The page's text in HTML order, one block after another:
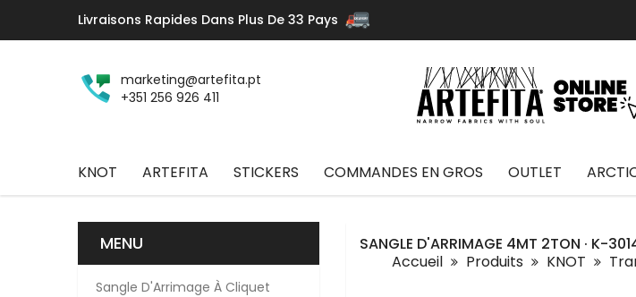
Livraisons Rapides Dans Plus De 33 Pays
marketing@artefita.pt
+351 256 926 411
KNOT ARTEFITA STICKERS COMMANDES EN GROS OUTLET
MENU
Sangle D'Arrimage À Cliquet
SANGLE D'ARRIMAGE 4MT 2TON · K-
Accueil
Produits KNOT